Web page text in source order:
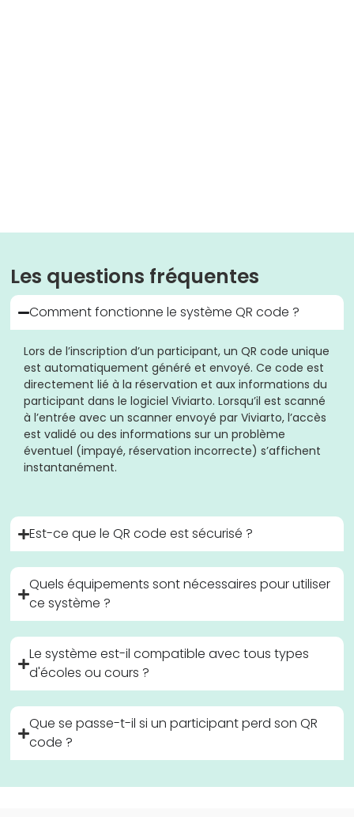
Les questions fréquentes
Comment fonctionne le système QR code ?
Lors de l’inscription d’un participant, un QR code unique
est automatiquement généré et envoyé. Ce code est
directement lié à la réservation et aux informations du
participant dans le logiciel Viviarto. Lorsqu’il est scanné
à l’entrée avec un scanner envoyé par Viviarto, l’accès
est validé ou des informations sur un problème
éventuel (impayé, réservation incorrecte) s’affichent
instantanément.
Est-ce que le QR code est sécurisé ?
Quels équipements sont nécessaires pour utiliser
ce système ?
Le système est-il compatible avec tous types
d'écoles ou cours ?
Que se passe-t-il si un participant perd son QR
code ?